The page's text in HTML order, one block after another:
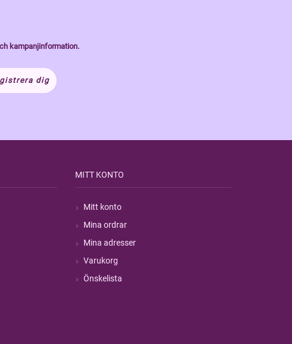
kampanjinformation.
dig
MITT KONTO
Mitt konto
Mina ordrar
Mina adresser
Varukorg
Önskelista